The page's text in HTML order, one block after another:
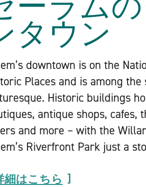
ーラム
タウン
downtown is on the
Places and is among the
Historic buildings
antique shops, cafes,
and more – with the
Riverfront Park just a
細はこちら